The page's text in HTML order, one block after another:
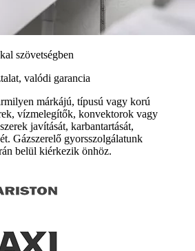
szövetségben
valódi garancia
márkájú, típusú vagy korú
vízmelegítők, konvektorok vagy
javítását, karbantartását,
Gázszerelő gyorsszolgálatunk
belül kiérkezik önhöz.